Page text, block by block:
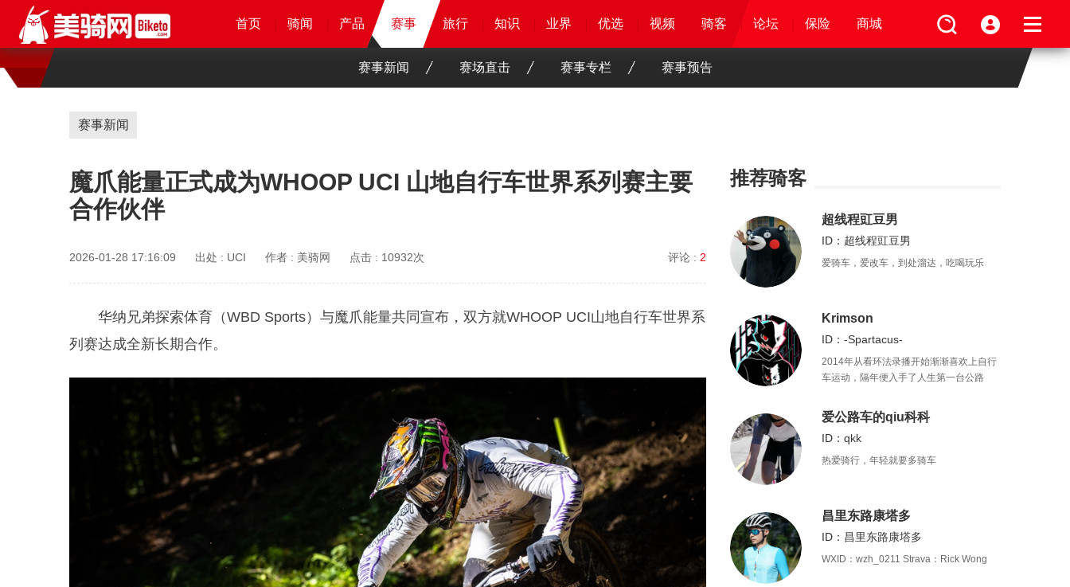
首页 骑闻 旅行 知识 业界 优选 骑客 论坛 保险 商城
首页 骑闻 产品 赛事 旅行 知识 业界 优选 骑客 视频 论坛 保险 商城
首页 骑闻 产品 赛事 旅行 知识 业界 优选 视频 骑客 论坛 保险 商城
首页 骑闻 产品 赛事 旅行 知识 业界 优选 视频 骑客 论坛 保险 商城
赛事新闻 赛场直击 赛事专栏 赛事预告
赛事新闻
魔爪能量正式成为WHOOP UCI 山地自行车世界系列赛主要
合作伙伴
2026-01-28 17:16:09 出处 : UCI 作者 : 美骑网 点击 : 10932次 评论 : 2
华纳兄弟探索体育（WBD Sports）与魔爪能量共同宣布，双方就WHOOP UCI山地自行车世界系
列赛达成全新长期合作。
推荐骑客
超线程豇豆男
ID：超线程豇豆男
爱骑车，爱改车，到处溜达，吃喝玩乐
Krimson
ID：-Spartacus-
2014年从看环法录播开始渐渐喜欢上自行
车运动，隔年便入手了人生第一台公路
友。虽然心知不能成为一名车手，但还是
会努力做一条不会在“休闲骑”中被随意拉爆
的咸鱼。
爱公路车的qiu科科
ID：qkk
热爱骑行，年轻就要多骑车
昌里东路康塔多
ID：昌里东路康塔多
WXID：wzh_0211 Strava：Rick Wong